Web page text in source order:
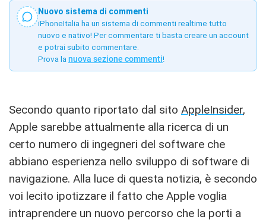
Nuovo sistema di commenti
iPhoneItalia ha un sistema di commenti realtime tutto
nuovo e nativo! Per commentare ti basta creare un account
e potrai subito commentare.
Prova la nuova sezione commenti!
Secondo quanto riportato dal sito AppleInsider,
Apple sarebbe attualmente alla ricerca di un
certo numero di ingegneri del software che
abbiano esperienza nello sviluppo di software di
navigazione. Alla luce di questa notizia, è secondo
voi lecito ipotizzare il fatto che Apple voglia
intraprendere un nuovo percorso che la porti a